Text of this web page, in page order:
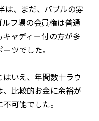
は、まだ、バブルの雰
フ場の会員権は普通
ャディー付の方が多
ツでした。
いえ、年間数十ラウ
比較的お金に余裕が
可能でした。